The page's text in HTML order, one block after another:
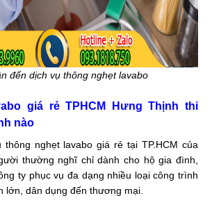
đến dịch vụ thông nghẹt lavabo
giá rẻ TPHCM Hưng Thịnh thi
nào
thông nghẹt lavabo giá rẻ tại TP.HCM của
thường nghĩ chỉ dành cho hộ gia đình,
ty phục vụ đa dạng nhiều loại công trình
lớn, dân dụng đến thương mại.